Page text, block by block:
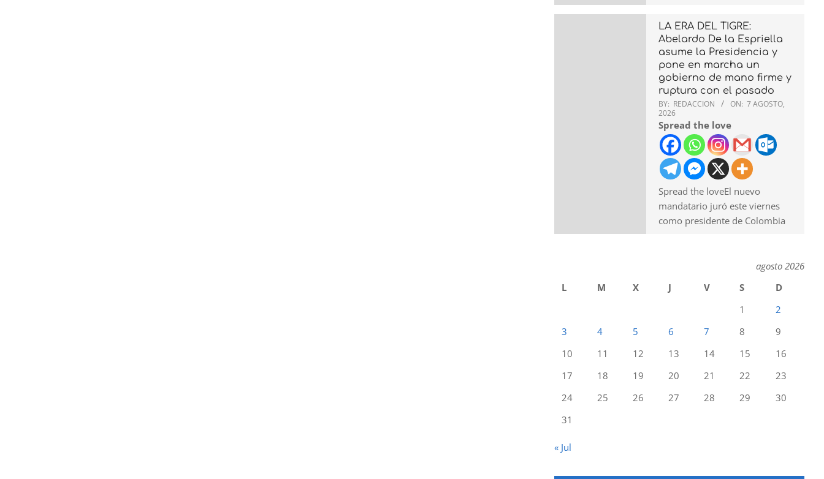
LA ERA DEL TIGRE:
Abelardo De la Espriella
asume la Presidencia y
pone en marcha un
gobierno de mano firme y
ruptura con el pasado
BY: REDACCION ON: 7 AGOSTO,
2026
Spread the love
Spread the loveEl nuevo
mandatario juró este viernes
como presidente de Colombia
agosto 2026
L
M X J V S
D
1
2
3
4 5 6 7 8
9
10
11 12 13 14 15
16
17
18 19 20 21 22
23
24
25 26 27 28 29
30
31
« Jul